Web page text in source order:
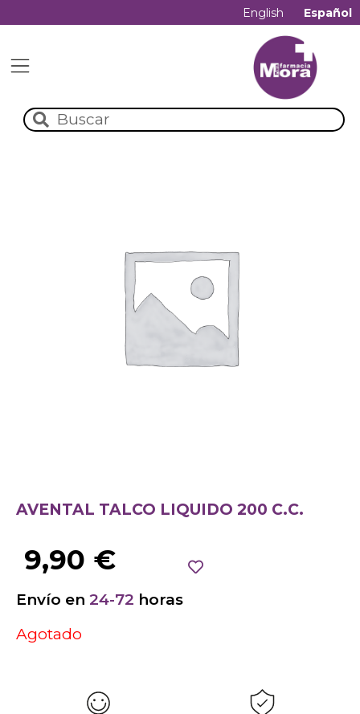
English Español
AVENTAL TALCO LIQUIDO 200 C.C.
9,90 €
Envío en 24-72 horas
Agotado